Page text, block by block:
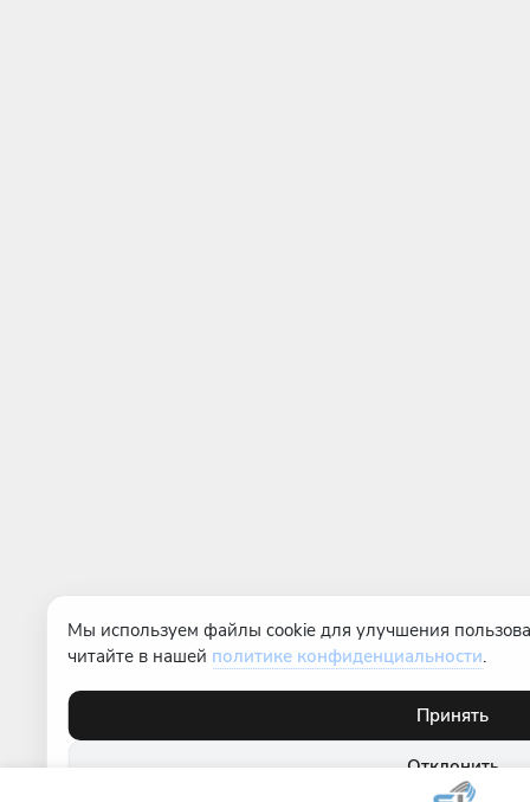
Мы используем файлы cookie для улучшения
читайте в нашей политике конфиденциальности.
Принять
Отклонить